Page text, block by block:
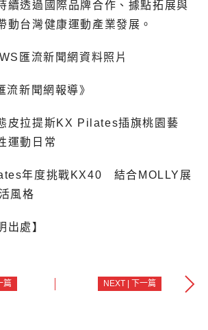
續透過國際品牌合作、據點拓展與
動台灣健康運動產業發展。
匯流新聞網資料照片
流新聞網報導》
皮拉提斯KX Pilates插旗桃園藝
運動日常
年度挑戰KX40 結合MOLLY展
風格
出處】
篇 NEXT | 下一篇